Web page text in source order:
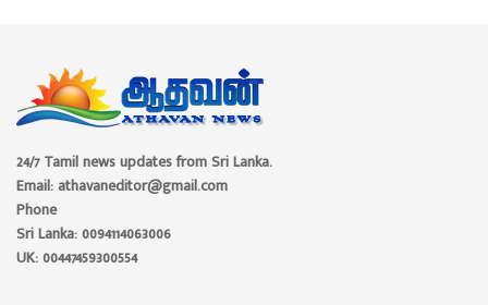
24/7 Tamil news updates from Sri Lanka.
Email: athavaneditor@gmail.com
Phone
Sri Lanka: 0094114063006
UK: 00447459300554